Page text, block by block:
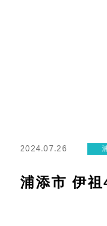
2024.07.26
浦添市 伊祖